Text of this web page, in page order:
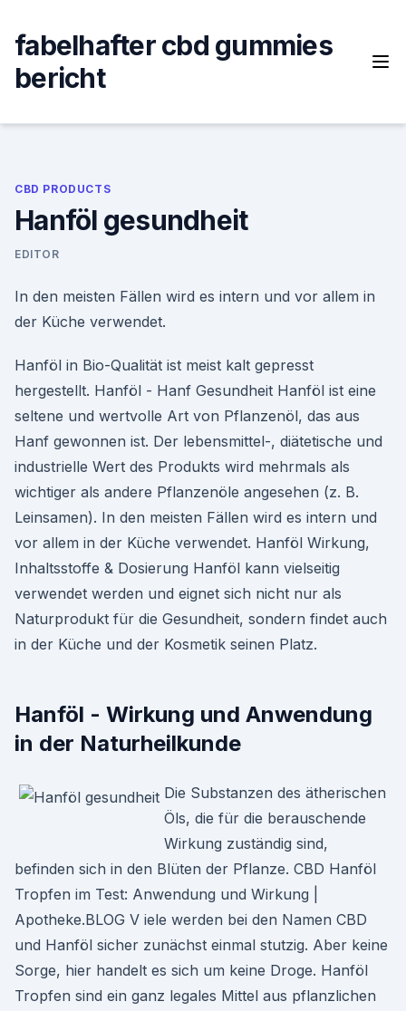
content
fabelhafter cbd gummies
bericht
CBD PRODUCTS
Hanföl gesundheit
EDITOR
In den meisten Fällen wird es intern und vor allem in
der Küche verwendet.
Hanföl in Bio-Qualität ist meist kalt gepresst
hergestellt. Hanföl - Hanf Gesundheit Hanföl ist eine
seltene und wertvolle Art von Pflanzenöl, das aus
Hanf gewonnen ist. Der lebensmittel-, diätetische und
industrielle Wert des Produkts wird mehrmals als
wichtiger als andere Pflanzenöle angesehen (z. B.
Leinsamen). In den meisten Fällen wird es intern und
vor allem in der Küche verwendet. Hanföl Wirkung,
Inhaltsstoffe & Dosierung Hanföl kann vielseitig
verwendet werden und eignet sich nicht nur als
Naturprodukt für die Gesundheit, sondern findet auch
in der Küche und der Kosmetik seinen Platz.
Hanföl - Wirkung und Anwendung
in der Naturheilkunde
Die Substanzen des ätherischen
Öls, die für die berauschende
Wirkung zuständig sind,
befinden sich in den Blüten der Pflanze. CBD Hanföl
Tropfen im Test: Anwendung und Wirkung |
Apotheke.BLOG V iele werden bei den Namen CBD
und Hanföl sicher zunächst einmal stutzig. Aber keine
Sorge, hier handelt es sich um keine Droge. Hanföl
Tropfen sind ein ganz legales Mittel aus pflanzlichen